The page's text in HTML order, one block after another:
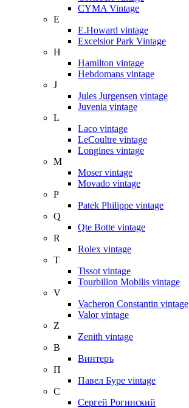
CYMA Vintage
E
E.Howard vintage
Excelsior Park Vintage
H
Hamilton vintage
Hebdomans vintage
J
Jules Jurgensen vintage
Juvenia vintage
L
Laco vintage
LeCoultre vintage
Longines vintage
M
Moser vintage
Movado vintage
P
Patek Philippe vintage
Q
Qte Botte vintage
R
Rolex vintage
T
Tissot vintage
Tourbillon Mobilis vintage
V
Vacheron Constantin vintage
Valor vintage
Z
Zenith vintage
В
Винтеръ
П
Павел Буре vintage
С
Сергей Рогинский